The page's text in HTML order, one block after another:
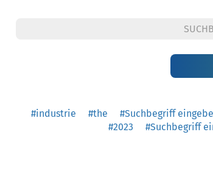
#industrie #the #Suchbegriff
#2023
#Suchbegriff